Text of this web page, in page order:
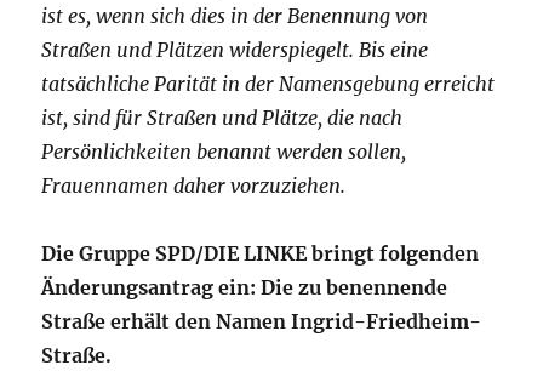
ist es, wenn sich dies in der Benennung von
Straßen und Plätzen widerspiegelt. Bis eine
tatsächliche Parität in der Namensgebung erreicht
ist, sind für Straßen und Plätze, die nach
Persönlichkeiten benannt werden sollen,
Frauennamen daher vorzuziehen.
Die Gruppe SPD/DIE LINKE bringt folgenden
Änderungsantrag ein: Die zu benennende
Straße erhält den Namen Ingrid-Friedheim-
Straße.